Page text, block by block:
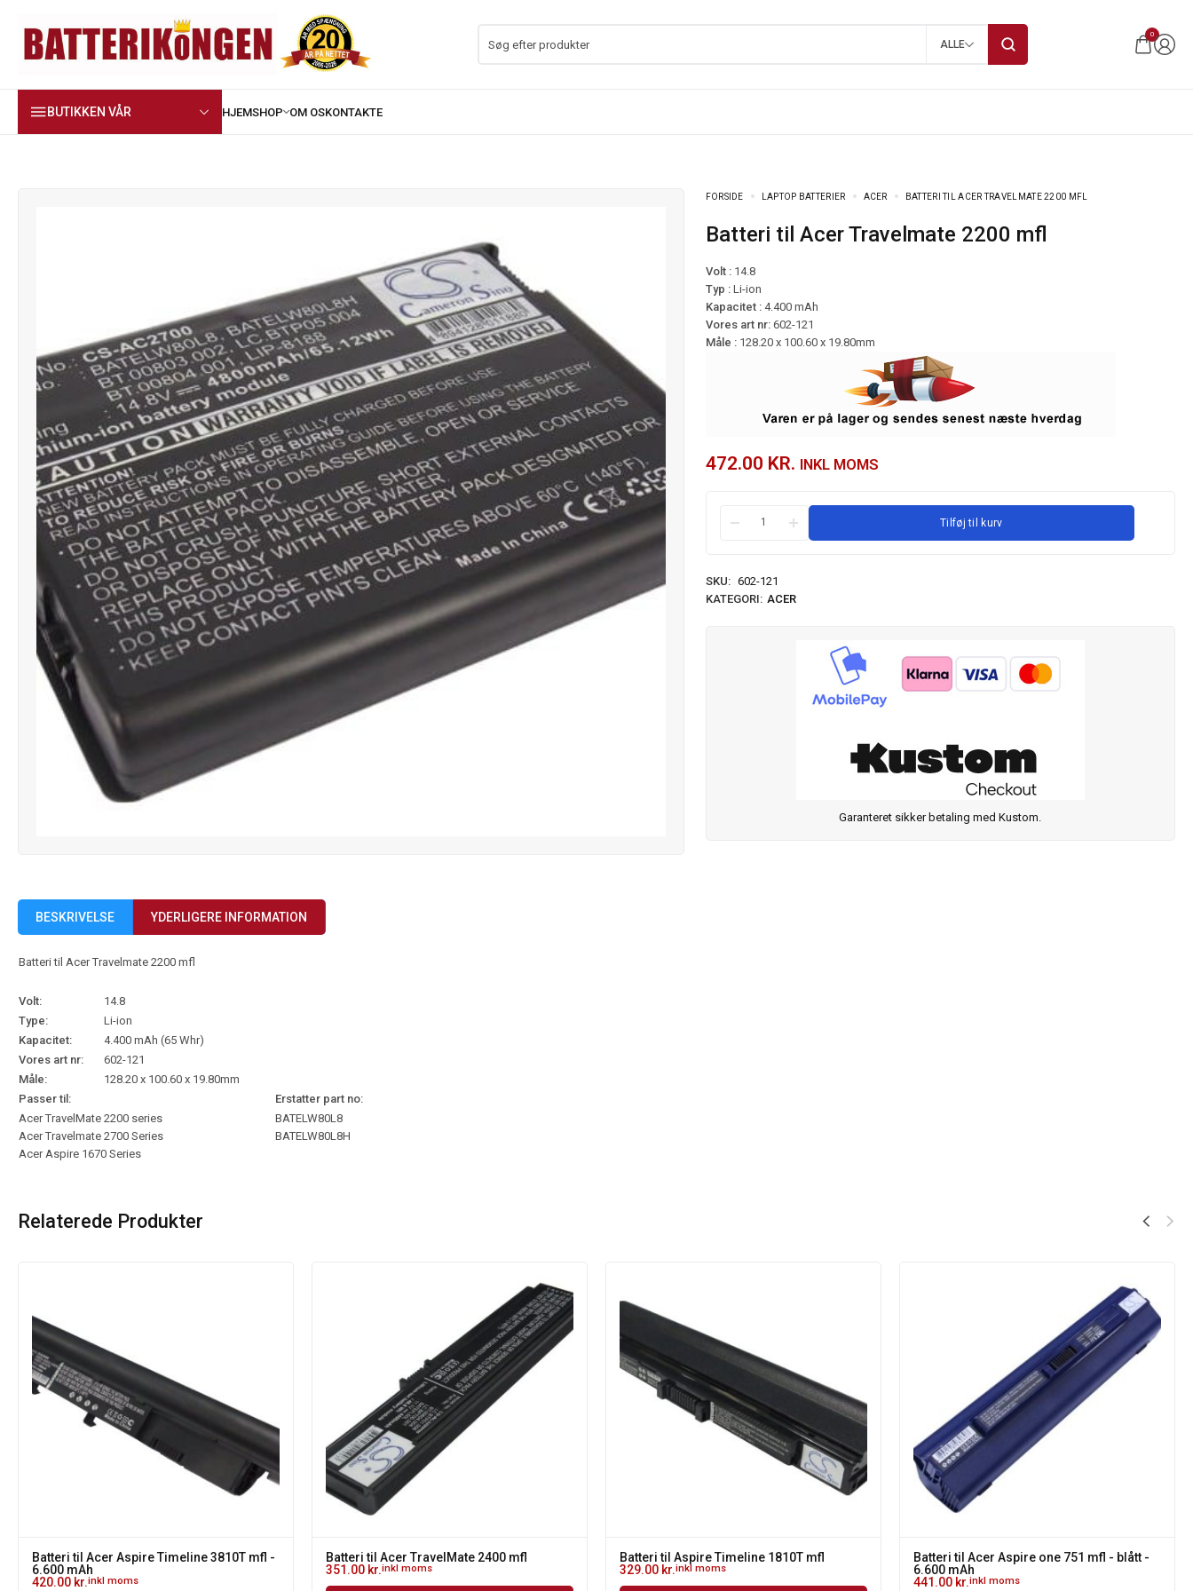
ALLE
0
BUTIKKEN VÅR
FORSIDE LAPTOP BATTERIER ACER BATTERI TIL ACER TRAVELMATE 2200 MFL
Batteri til Acer Travelmate 2200 mfl
Volt :14.8
Typ : Li-ion
Kapacitet : 4.400 mAh
Vores art nr: 602-121
Måle : 128.20 x 100.60 x 19.80mm
472.00 KR. INKL MOMS
Tilføj til kurv
SKU: 602-121
KATEGORI: ACER
Garanteret sikker betaling med Kustom.
BESKRIVELSE YDERLIGERE INFORMATION
Batteri til Acer Travelmate 2200 mfl
Volt:
14.8
Type:
Li-ion
Kapacitet:
4.400 mAh (65 Whr)
Vores art nr:
602-121
Måle:
128.20 x 100.60 x 19.80mm
Passer til:
Erstatter part no:
Acer TravelMate 2200 series
Acer Travelmate 2700 Series
Acer Aspire 1670 Series
BATELW80L8
BATELW80L8H
Relaterede Produkter
Batteri til Acer Aspire Timeline 3810T mfl -
6.600 mAh
420.00 kr.inkl moms
Batteri til Acer TravelMate 2400 mfl
351.00 kr.inkl moms
Batteri til Aspire Timeline 1810T mfl
329.00 kr.inkl moms
Batteri til Acer Aspire one 751 mfl - blått -
6.600 mAh
441.00 kr.inkl moms